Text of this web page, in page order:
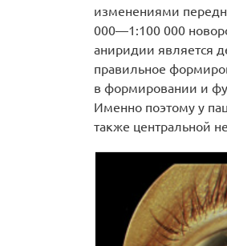
изменениями
000—1:100 000
аниридии является
правильное
в формировании и
Именно поэтому у
также центральной